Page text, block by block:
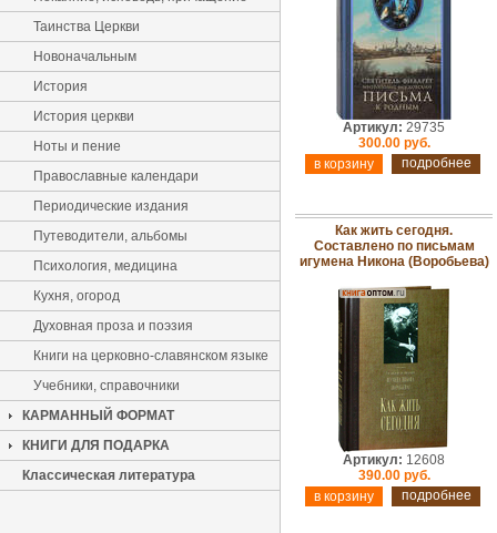
Таинства Церкви
Новоначальным
История
История церкви
Ноты и пение
Православные календари
Периодические издания
Путеводители, альбомы
Психология, медицина
Кухня, огород
Духовная проза и поэзия
Книги на церковно-славянском языке
Учебники, справочники
КАРМАННЫЙ ФОРМАТ
КНИГИ ДЛЯ ПОДАРКА
Классическая литература
Артикул: 29735
300.00 руб.
подробнее
Как жить сегодня.
Составлено по письмам
игумена Никона (Воробьева)
Артикул: 12608
390.00 руб.
подробнее